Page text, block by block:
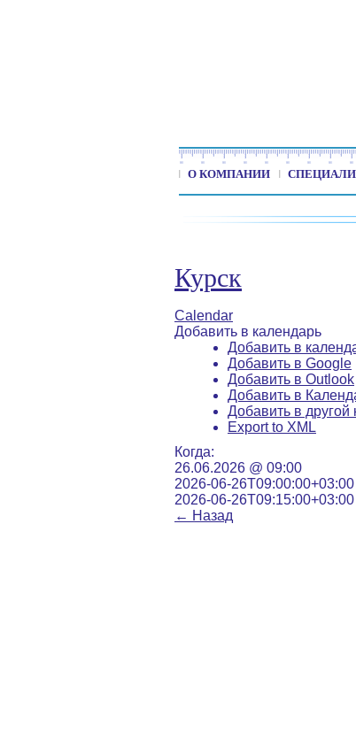
О КОМПАНИИ
Курск
Calendar
Добавить в календарь
Добавить в
Добавить в Google
Добавить в Outlook
Добавить в
Добавить в другой
Export to XML
Когда:
26.06.2026 @ 09:00
2026-06-26T09:00:00+03:00
2026-06-26T09:15:00+03:00
← Назад